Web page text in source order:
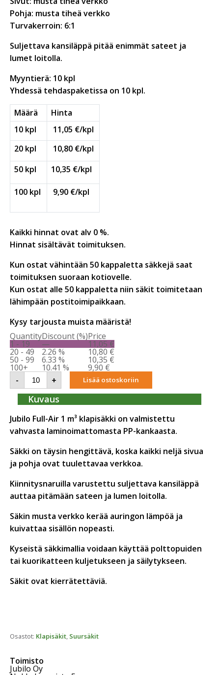
Pohja: musta tiheä verkko
Turvakerroin: 6:1
Suljettava kansiläppä pitää enimmät sateet ja
lumet loitolla.
Myyntierä: 10 kpl
Yhdessä tehdaspaketissa on 10 kpl.
Määrä
Hinta
10 kpl
11,05 €/kpl
20 kpl
10,80 €/kpl
50 kpl
10,35 €/kpl
100 kpl 9,90 €/kpl
Kaikki hinnat ovat alv 0 %.
Hinnat sisältävät toimituksen.
Kun ostat vähintään 50 kappaletta säkkejä saat
toimituksen suoraan kotiovelle.
Kun ostat alle 50 kappaletta niin säkit toimitetaan
lähimpään postitoimipaikkaan.
Kysy tarjousta muista määristä!
QuantityDiscount (%)Price
1 - 19 — 11,05 €
20 - 49 2.26 % 10,80 €
50 - 99 6.33 % 10,35 €
100+ 10.41 % 9,90 €
- Jubilo
Full-
Air
klapisäkki
1
m³
1000
kg
+ Lisää ostoskoriin
Kuvaus
Jubilo Full-Air 1 m³ klapisäkki on valmistettu
vahvasta laminoimattomasta PP-kankaasta.
Säkki on täysin hengittävä, koska kaikki neljä sivua
ja pohja ovat tuulettavaa verkkoa.
Kiinnitysnaruilla varustettu suljettava kansiläppä
auttaa pitämään sateen ja lumen loitolla.
Säkin musta verkko kerää auringon lämpöä ja
kuivattaa sisällön nopeasti.
Kyseistä säkkimallia voidaan käyttää polttopuiden
tai kuorikatteen kuljetukseen ja säilytykseen.
Säkit ovat kierrätettäviä.
Osastot: Klapisäkit, Suursäkit
Toimisto
Jubilo Oy